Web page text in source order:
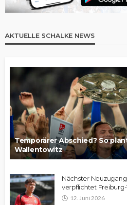
AKTUELLE SCHALKE NEWS
Temporärer Abschied? So
Wallentowitz
Nächster
verpflichtet
12. Juni 2026